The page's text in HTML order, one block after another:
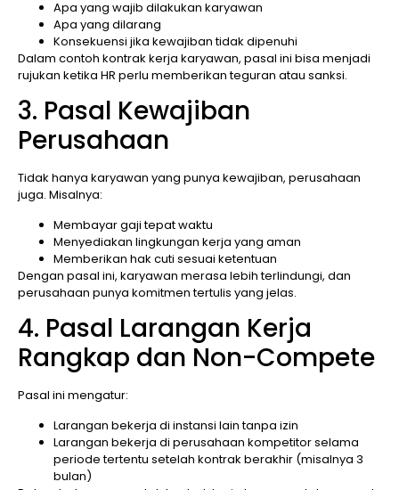
Apa yang wajib dilakukan karyawan
Apa yang dilarang
Konsekuensi jika kewajiban tidak dipenuhi
Dalam contoh kontrak kerja karyawan, pasal ini bisa menjadi
rujukan ketika HR perlu memberikan teguran atau sanksi.
3. Pasal Kewajiban
Perusahaan
Tidak hanya karyawan yang punya kewajiban, perusahaan
juga. Misalnya:
Membayar gaji tepat waktu
Menyediakan lingkungan kerja yang aman
Memberikan hak cuti sesuai ketentuan
Dengan pasal ini, karyawan merasa lebih terlindungi, dan
perusahaan punya komitmen tertulis yang jelas.
4. Pasal Larangan Kerja
Rangkap dan Non-Compete
Pasal ini mengatur:
Larangan bekerja di instansi lain tanpa izin
Larangan bekerja di perusahaan kompetitor selama
periode tertentu setelah kontrak berakhir (misalnya 3
bulan)